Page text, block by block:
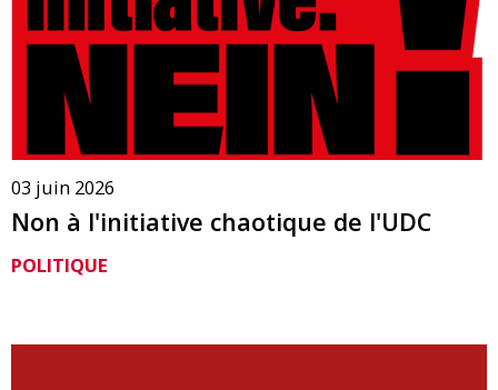
03 juin 2026
Non à l'initiative chaotique de l'UDC
POLITIQUE